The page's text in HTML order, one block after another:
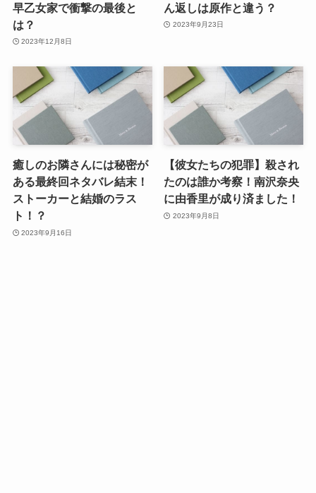
早乙女家で衝撃の最後と
は？
2023年12月8日
ん返しは原作と違う？
2023年9月23日
癒しのお隣さんには秘密が
ある最終回ネタバレ結末！
ストーカーと結婚のラス
ト！？
2023年9月16日
【彼女たちの犯罪】殺され
たのは誰か考察！南沢奈央
に由香里が成り済ました！
2023年9月8日